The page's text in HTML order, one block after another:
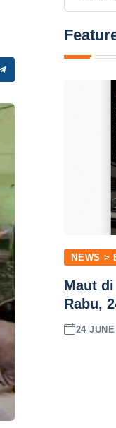
NEWS >
Maut
Rabu,
24